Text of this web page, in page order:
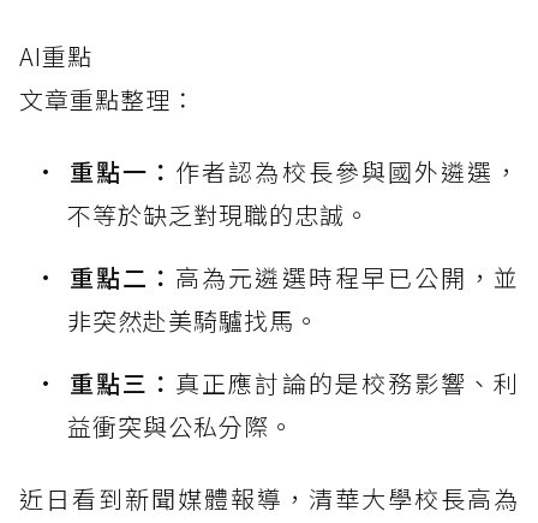
AI重點
文章重點整理：
重點一： 作者認為校長參與國外遴選，
不等於缺乏對現職的忠誠。
重點二： 高為元遴選時程早已公開，並
非突然赴美騎驢找馬。
重點三： 真正應討論的是校務影響、利
益衝突與公私分際。
近日看到新聞媒體報導，清華大學校長高為